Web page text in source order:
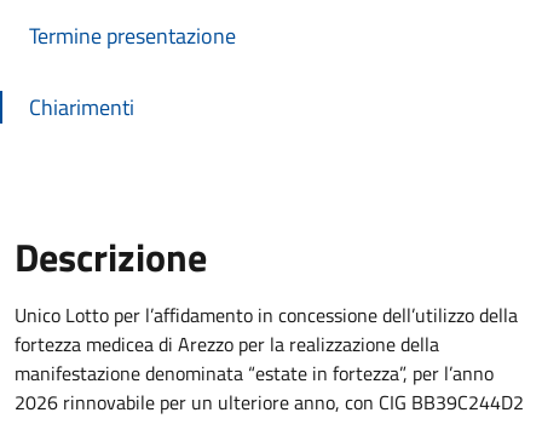
Termine presentazione
Chiarimenti
Descrizione
Descrizione Bando
Unico Lotto per l’affidamento in concessione dell’utilizzo della
fortezza medicea di Arezzo per la realizzazione della
manifestazione denominata “estate in fortezza”, per l’anno
2026 rinnovabile per un ulteriore anno, con CIG BB39C244D2